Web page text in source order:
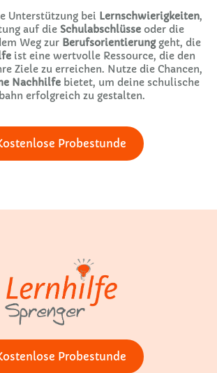
Unterstützung bei Lernschwierigkeiten,
auf die Schulabschlüsseoder die
Weg zur Berufsorientierunggeht, die
ist eine wertvolle Ressource, die den
Ziele zu erreichen. Nutze die Chancen,
Nachhilfebietet, um deine schulische
erfolgreich zu gestalten.
Probestunde
Probestunde